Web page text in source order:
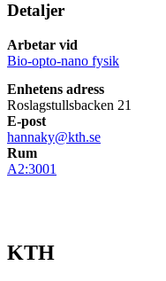
Detaljer
Arbetar vid
Bio-opto-nano fysik
Enhetens adress
Roslagstullsbacken 21
E-post
hannaky@kth.se
Rum
A2:3001
KTH